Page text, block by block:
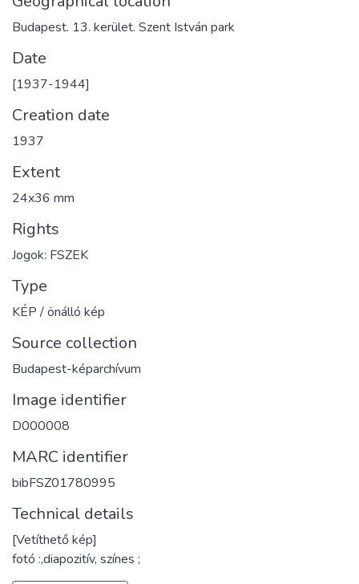
Budapest. 13. kerület. Szent István park
Date
[1937-1944]
Creation date
1937
Extent
24x36 mm
Rights
Jogok: FSZEK
Type
KÉP / önálló kép
Source collection
Budapest-képarchívum
Image identifier
D000008
MARC identifier
bibFSZ01780995
Technical details
[Vetíthető kép]
fotó :,diapozitív, színes ;